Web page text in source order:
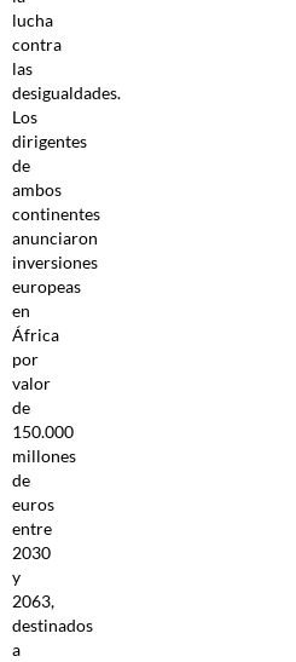
lucha
contra
las
desigualdades.
Los
dirigentes
de
ambos
continentes
anunciaron
inversiones
europeas
en
África
por
valor
de
150.000
millones
de
euros
entre
2030
y
2063,
destinados
a